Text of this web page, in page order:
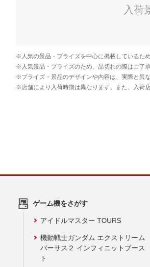
ゲーム機をさがす
アイドルマスター TOURS
機動戦士ガンダム エクストリーム
バーサス２ インフィニットブース
ト